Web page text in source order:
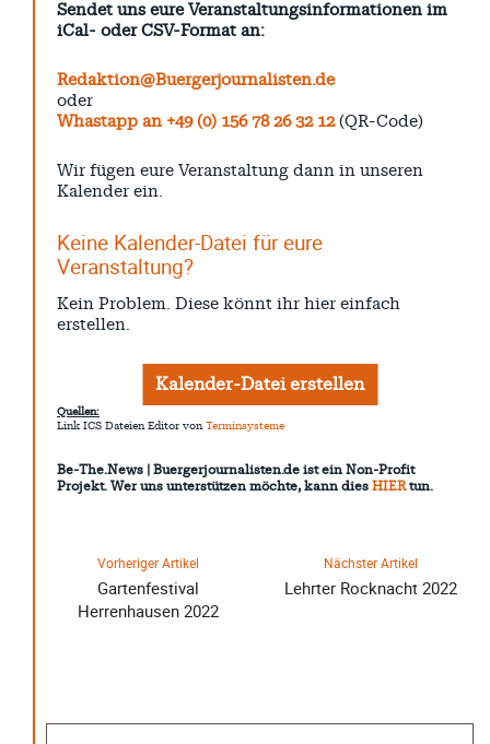
Sendet uns eure Veranstaltungsinformationen im
iCal- oder CSV-Format an:
Redaktion@Buergerjournalisten.de
oder
Whastapp an +49 (0) 156 78 26 32 12(QR-Code)
Wir fügen eure Veranstaltung dann in unseren
Kalender ein.
Keine Kalender-Datei für eure
Veranstaltung?
Kein Problem. Diese könnt ihr hier einfach
erstellen.
Kalender-Datei erstellen
Quellen:
Link ICS Dateien Editor von Terminsysteme
Be-The.News | Buergerjournalisten.de ist ein Non-Profit
Projekt. Wer uns unterstützen möchte, kann dies HIERtun.
Vorheriger Artikel
Gartenfestival
Herrenhausen 2022
Nächster Artikel
Lehrter Rocknacht 2022